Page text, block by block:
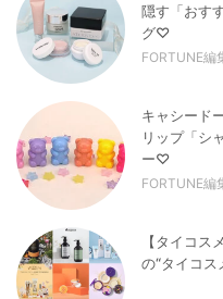
隠す「おす
グ♡
FORTUNE編
キャシード
リップ「シ
ー♡
FORTUNE編
【タイコス
の“タイコス